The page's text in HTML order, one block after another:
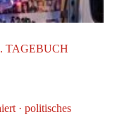
TAGEBUCH
· politisches